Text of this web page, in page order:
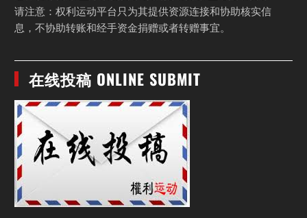
请注意：权利运动平台只为其提供资源连接和协助核实信
息，不协助转账和经手资金捐赠或者转赠事宜。
在线投稿 ONLINE SUBMIT